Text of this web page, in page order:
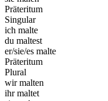
Präteritum
Singular
ich malte
du maltest
er/sie/es malte
Präteritum
Plural
wir malten
ihr maltet